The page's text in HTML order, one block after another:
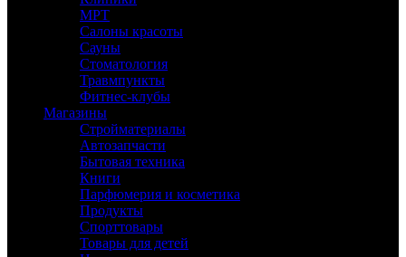
МРТ
Салоны красоты
Сауны
Стоматология
Травмпункты
Фитнес-клубы
Магазины
Стройматериалы
Автозапчасти
Бытовая техника
Книги
Парфюмерия и косметика
Продукты
Спорттовары
Товары для детей